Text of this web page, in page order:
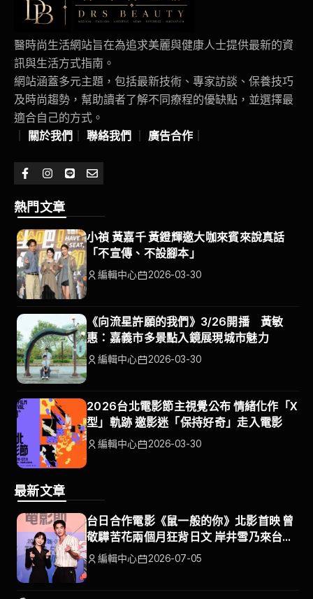
醫時尚生活網站旨在為追求美麗與健康人士提供最新的資
訊與生活方式指南。
網站涵蓋多元主題，包括最新技術、專家訪談、保養技巧
及時尚趨勢，幫助讀者了解不同療程的優缺點，並選擇最
適合自己的方式。
關於我們 聯絡我們 廣告合作
熱門文章
小禎 黃嘉千 黃鐙輝邀大咖來賓來說真話
「不宣傳、不設腳本」
編輯中心 2026-03-30
《向流星許願的我們》3/26開播 黃敏
惠：嘉義市多景點入鏡展現城市魅力
編輯中心 2026-03-30
2026台北電影節主視覺公布 情緒化作「X
型」軌跡 邀影迷「保持好奇」走入電影
編輯中心 2026-03-30
最新文章
台日合作電影《鼠一般的你》北影首映 曾
敬驊苦花兩個月狂背日文 岸井雪乃來台展
開療傷之旅
編輯中心 2026-07-05